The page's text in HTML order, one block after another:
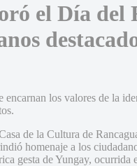
el Día del
los valores de la
de la Cultura de
homenaje a los
gesta de Yungay, ocurrida